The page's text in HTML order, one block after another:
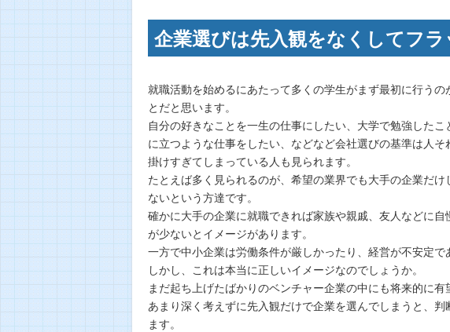
企業選びは先入観をなくしてフ
就職活動を始めるにあたって多くの学生がまず最初に行う
とだと思います。
自分の好きなことを一生の仕事にしたい、大学で勉強した
に立つような仕事をしたい、などなど会社選びの基準は人
掛けすぎてしまっている人も見られます。
たとえば多く見られるのが、希望の業界でも大手の企業だ
ないという方達です。
確かに大手の企業に就職できれば家族や親戚、友人などに
が少ないとイメージがあります。
一方で中小企業は労働条件が厳しかったり、経営が不安定で
しかし、これは本当に正しいイメージなのでしょうか。
まだ起ち上げたばかりのベンチャー企業の中にも将来的に有
あまり深く考えずに先入観だけで企業を選んでしまうと、
ます。